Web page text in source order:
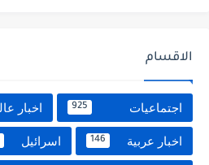
الاقسام
اجتماعيات 925 اخبار
اخبار عربية 146 اسرائيل